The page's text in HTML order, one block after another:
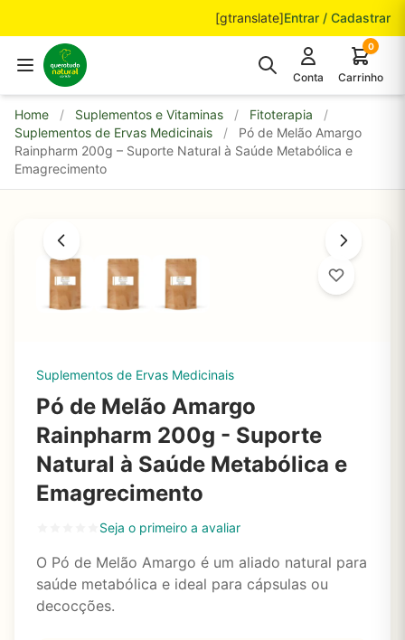
[gtranslate]Entrar / Cadastrar
Conta
0
Carrinho
Home / Suplementos e Vitaminas / Fitoterapia
/
Suplementos de Ervas Medicinais
/
Pó de Melão Amargo
Rainpharm 200g – Suporte Natural à Saúde Metabólica e
Emagrecimento
Suplementos de Ervas Medicinais
Pó de Melão Amargo
Rainpharm 200g - Suporte
Natural à Saúde Metabólica e
Emagrecimento
Seja o primeiro a avaliar
O Pó de Melão Amargo é um aliado natural para
saúde metabólica e ideal para cápsulas ou
decocções.